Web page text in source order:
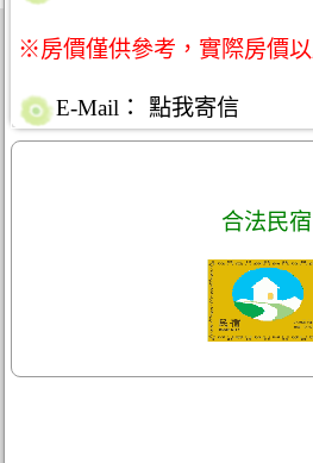
※房價僅供參考，實際房價
E-Mail： 點我寄信
合法民宿